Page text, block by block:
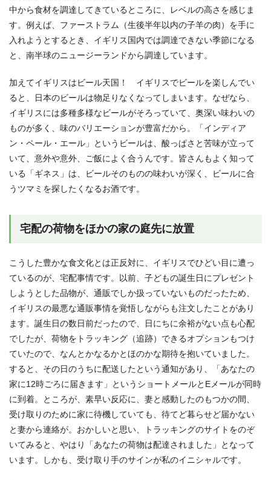
中から食材を調達してきているところに、レベルの高さを感じま
す。例えば、ファーストラム（生後半年以内の子羊の肉）を手に
入れようとするとき、イギリス国内では調達できない季節になる
と、南半球のニュージーランドから調達しています。
加えてイギリスはビール天国！ イギリスでビールを楽しんでい
ると、日本のビールは物足りなくなってしまいます。なぜなら、
イギリスには多種多様なビールがそろっていて、奥深い味わいの
ものが多く、味のバリエーションが豊富だから。「インディア
ン・ペール・エール」というビールは、酸っぱさと苦味が立って
いて、意外や意外、ご飯によく合うんです。皆さんもよく知って
いる「ギネス」は、ビールそのものの味わいが深く、ビールに合
うツマミを探したくなるお酒です。
宅配の荷物をほかの家の庭先に放置
こうした豊かな食文化とは正反対に、イギリスでひどい目に遭っ
ているのが、宅配事情です。以前、子どもの誕生日にプレゼント
しようとした品物が、通販でしか扱っていないものだったため、
イギリスの最悪な通販事情を覚悟しながらも注文したことがあり
ます。誕生日の数日前だったので、日にちに余裕がない点も心配
でしたが、荷物をトラッキング（追跡）できるオプションもつけ
ていたので、なんとかなるかとほのかな期待を抱いていました。
すると、その日のうちに配送したという通知があり、「あなたの
家に12時ごろに届きます」というショートメールとEメールが同時
に到着。ところが、素早い反応に、妻と感動したのもつかの間、
受け取りのために家に待機していても、待てど暮らせど届かない
と妻から連絡が。おかしいと思い、トラッキングのサイトをのぞ
いてみると、やはり「あなたの荷物は配達されました」となって
います。しかも、受け取り手のサインが私のイニシャルです。